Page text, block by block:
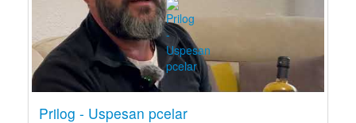
Prilog - Uspesan pcelar